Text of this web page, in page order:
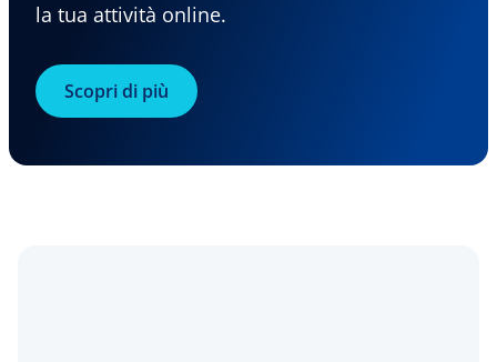
la tua attività online.
Scopri di più